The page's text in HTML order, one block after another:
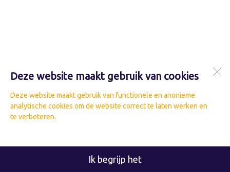
Deze website maakt gebruik van cookies
Deze website maakt gebruik van functionele en anonieme
analytische cookies om de website correct te laten werken en
te verbeteren.
Ik begrijp het